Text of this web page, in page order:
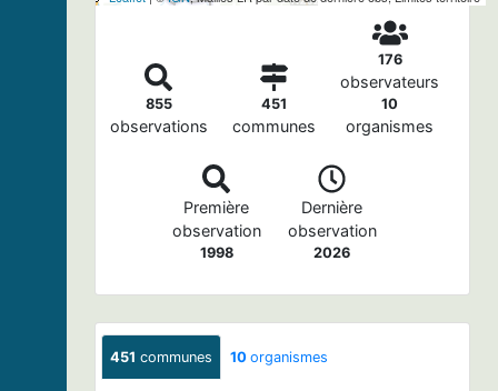
855
observations
451
communes
176
observateurs
10
organismes
Première
observation
1998
Dernière
observation
2026
451 communes 10 organismes